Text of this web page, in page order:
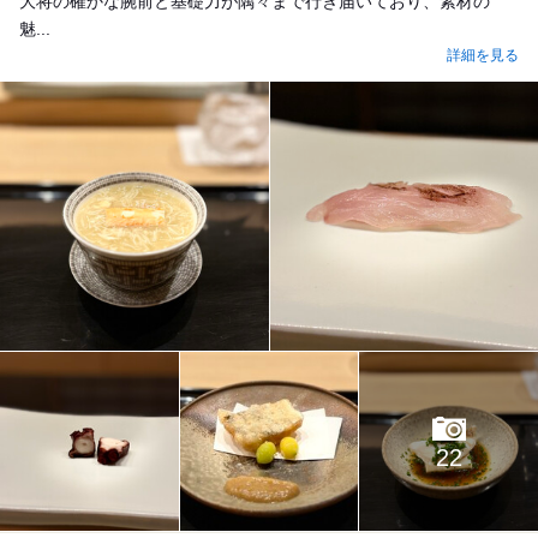
魅...
詳細を見る
22